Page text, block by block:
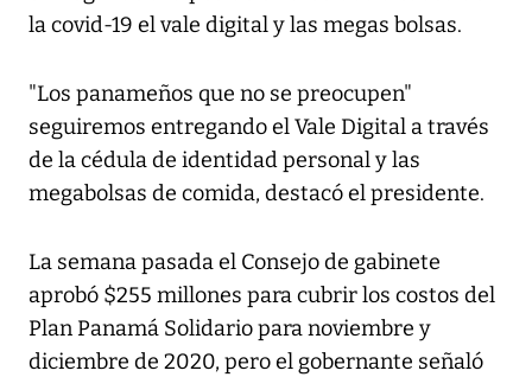
la covid-19 el vale digital y las megas bolsas.
"Los panameños que no se preocupen"
seguiremos entregando el Vale Digital a través
de la cédula de identidad personal y las
megabolsas de comida, destacó el presidente.
La semana pasada el Consejo de gabinete
aprobó $255 millones para cubrir los costos del
Plan Panamá Solidario para noviembre y
diciembre de 2020, pero el gobernante señaló